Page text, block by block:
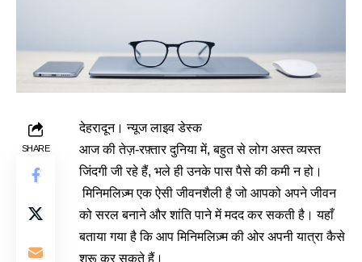
SHARE
देहरादून। न्यूज लाइव डेस्क
आज की तेज़-रफ़्तार दुनिया में, बहुत से लोग अस्त व्यस्त
जिंदगी जी रहे हैं, भले ही उनके पास पैसे की कमी न हो।
मिनिमलिज़्म एक ऐसी जीवनशैली है जो आपको अपने जीवन
को सरल बनाने और शांति पाने में मदद कर सकती है। यहाँ
बताया गया है कि आप मिनिमलिज़्म की ओर अपनी यात्रा कैसे
शुरू कर सकते हैं।